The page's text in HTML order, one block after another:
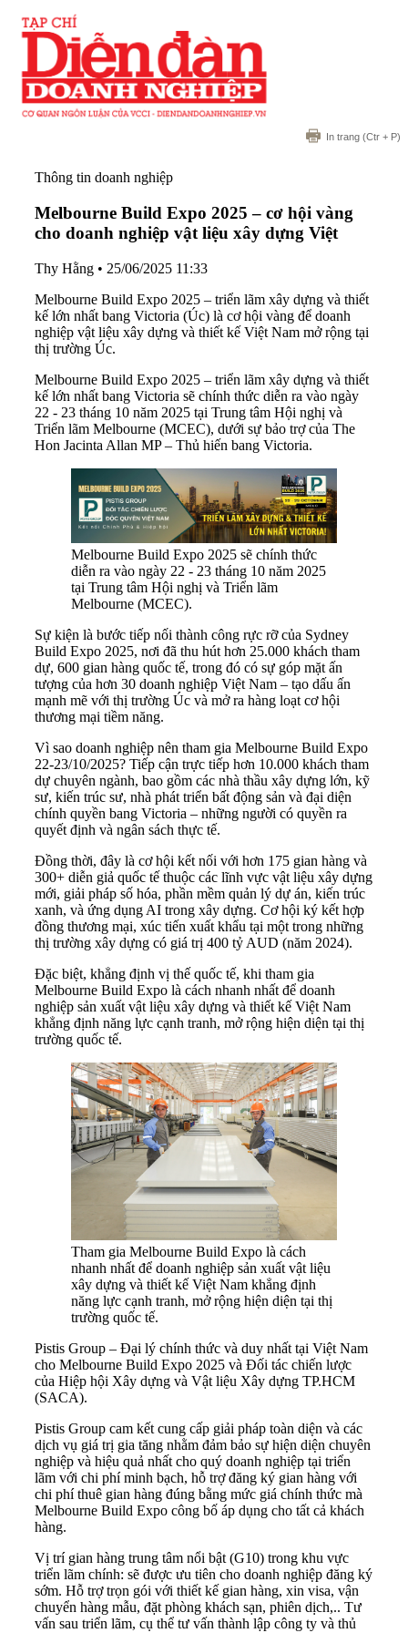
In trang (Ctr + P)
Thông tin doanh nghiệp
Melbourne Build Expo 2025 – cơ hội vàng
cho doanh nghiệp vật liệu xây dựng Việt
Thy Hằng • 25/06/2025 11:33
Melbourne Build Expo 2025 – triển lãm xây dựng và thiết
kế lớn nhất bang Victoria (Úc) là cơ hội vàng để doanh
nghiệp vật liệu xây dựng và thiết kế Việt Nam mở rộng tại
thị trường Úc.
Melbourne Build Expo 2025 – triển lãm xây dựng và thiết
kế lớn nhất bang Victoria sẽ chính thức diễn ra vào ngày
22 - 23 tháng 10 năm 2025 tại Trung tâm Hội nghị và
Triển lãm Melbourne (MCEC), dưới sự bảo trợ của The
Hon Jacinta Allan MP – Thủ hiến bang Victoria.
Melbourne Build Expo 2025 sẽ chính thức
diễn ra vào ngày 22 - 23 tháng 10 năm 2025
tại Trung tâm Hội nghị và Triển lãm
Melbourne (MCEC).
Sự kiện là bước tiếp nối thành công rực rỡ của Sydney
Build Expo 2025, nơi đã thu hút hơn 25.000 khách tham
dự, 600 gian hàng quốc tế, trong đó có sự góp mặt ấn
tượng của hơn 30 doanh nghiệp Việt Nam – tạo dấu ấn
mạnh mẽ với thị trường Úc và mở ra hàng loạt cơ hội
thương mại tiềm năng.
Vì sao doanh nghiệp nên tham gia Melbourne Build Expo
22-23/10/2025? Tiếp cận trực tiếp hơn 10.000 khách tham
dự chuyên ngành, bao gồm các nhà thầu xây dựng lớn, kỹ
sư, kiến trúc sư, nhà phát triển bất động sản và đại diện
chính quyền bang Victoria – những người có quyền ra
quyết định và ngân sách thực tế.
Đồng thời, đây là cơ hội kết nối với hơn 175 gian hàng và
300+ diễn giả quốc tế thuộc các lĩnh vực vật liệu xây dựng
mới, giải pháp số hóa, phần mềm quản lý dự án, kiến trúc
xanh, và ứng dụng AI trong xây dựng. Cơ hội ký kết hợp
đồng thương mại, xúc tiến xuất khẩu tại một trong những
thị trường xây dựng có giá trị 400 tỷ AUD (năm 2024).
Đặc biệt, khẳng định vị thế quốc tế, khi tham gia
Melbourne Build Expo là cách nhanh nhất để doanh
nghiệp sản xuất vật liệu xây dựng và thiết kế Việt Nam
khẳng định năng lực cạnh tranh, mở rộng hiện diện tại thị
trường quốc tế.
Tham gia Melbourne Build Expo là cách
nhanh nhất để doanh nghiệp sản xuất vật liệu
xây dựng và thiết kế Việt Nam khẳng định
năng lực cạnh tranh, mở rộng hiện diện tại thị
trường quốc tế.
Pistis Group – Đại lý chính thức và duy nhất tại Việt Nam
cho Melbourne Build Expo 2025 và Đối tác chiến lược
của Hiệp hội Xây dựng và Vật liệu Xây dựng TP.HCM
(SACA).
Pistis Group cam kết cung cấp giải pháp toàn diện và các
dịch vụ giá trị gia tăng nhằm đảm bảo sự hiện diện chuyên
nghiệp và hiệu quả nhất cho quý doanh nghiệp tại triển
lãm với chi phí minh bạch, hỗ trợ đăng ký gian hàng với
chi phí thuê gian hàng đúng bằng mức giá chính thức mà
Melbourne Build Expo công bố áp dụng cho tất cả khách
hàng.
Vị trí gian hàng trung tâm nổi bật (G10) trong khu vực
triển lãm chính: sẽ được ưu tiên cho doanh nghiệp đăng ký
sớm. Hỗ trợ trọn gói với thiết kế gian hàng, xin visa, vận
chuyển hàng mẫu, đặt phòng khách sạn, phiên dịch,.. Tư
vấn sau triển lãm, cụ thể tư vấn thành lập công ty và thủ